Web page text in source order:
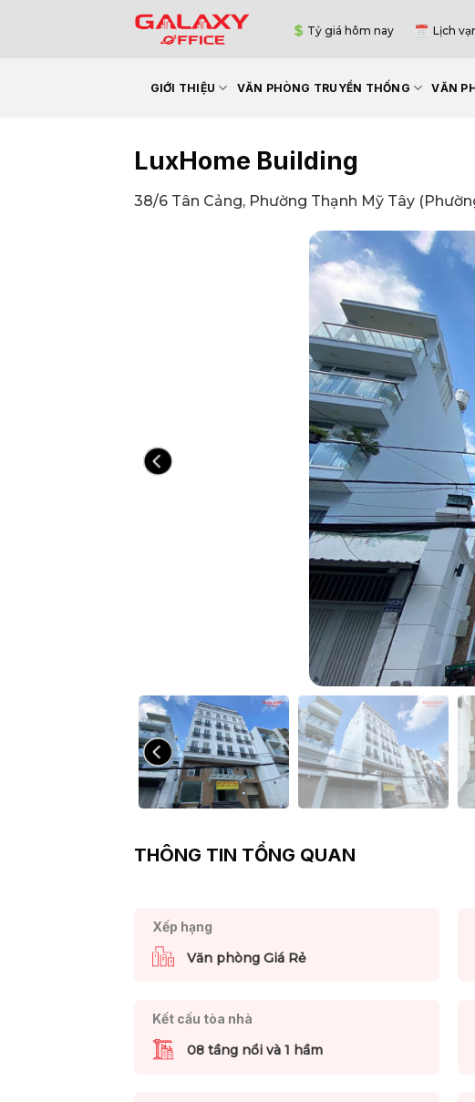
Tỷ giá hôm nay Lịch
GIỚI THIỆU VĂN PHÒNG TRUYỀN THỐNG VĂN
LuxHome Building
38/6 Tân Cảng, Phường Thạnh Mỹ Tây
THÔNG TIN TỔNG QUAN
Xếp hạng
Văn phòng Giá Rẻ
Kết cấu tòa nhà
08 tầng nổi và 1 hầm